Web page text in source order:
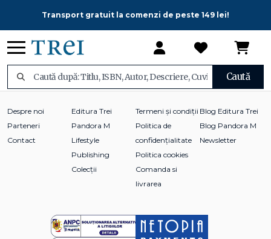
Transport gratuit la comenzi de peste 149 lei!
Caută
Despre noi
Parteneri
Contact
Editura Trei
Pandora M
Lifestyle
Publishing
Colecții
Termeni și condiții
Politica de
confidențialitate
Politica cookies
Comanda si
livrarea
Blog Editura Trei
Blog Pandora M
Newsletter